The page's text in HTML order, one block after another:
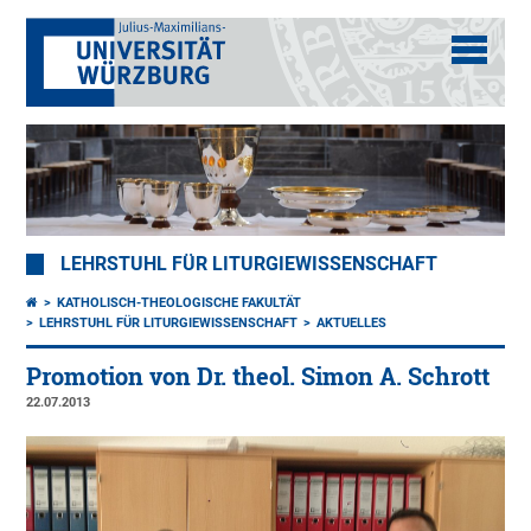
LEHRSTUHL FÜR LITURGIEWISSENSCHAFT
KATHOLISCH-THEOLOGISCHE FAKULTÄT
LEHRSTUHL FÜR LITURGIEWISSENSCHAFT
AKTUELLES
Promotion von Dr. theol. Simon A. Schrott
22.07.2013